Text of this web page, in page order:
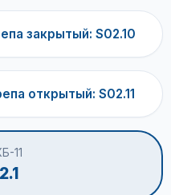
закрытый: S02.10
открытый: S02.11
11